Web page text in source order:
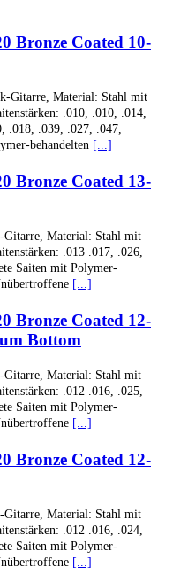
Bronze Coated 10-
Gitarre, Material: Stahl mit
.010, .010, .014,
.018, .039, .027, .047,
behandelten [...]
Bronze Coated 13-
Gitarre, Material: Stahl mit
.013 .017, .026,
Saiten mit Polymer-
[...]
Bronze Coated 12-
Bottom
Gitarre, Material: Stahl mit
.012 .016, .025,
Saiten mit Polymer-
[...]
Bronze Coated 12-
Gitarre, Material: Stahl mit
.012 .016, .024,
Saiten mit Polymer-
[...]